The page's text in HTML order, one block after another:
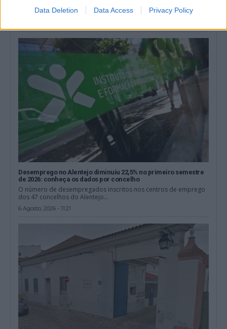
Data Deletion Data Access Privacy Policy
Monsaraz em...
Desemprego no Alentejo diminuiu 22,5% no primeiro semestre
de 2026: conheça os dados por concelho
O número de desempregados inscritos nos centros de emprego
dos 47 concelhos do Alentejo...
6 Agosto, 2026 - 11:21